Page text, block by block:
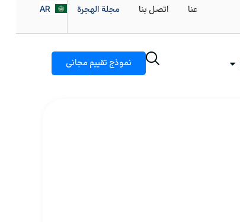
عنا اتصل بنا مجلة الهجرة AR
FA
نموذج تقييم مجاني